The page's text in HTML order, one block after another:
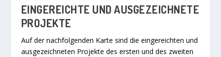
EINGEREICHTE UND AUSGEZEICHNETE
PROJEKTE
Auf der nachfolgenden Karte sind die eingereichten und
ausgezeichneten Projekte des ersten und des zweiten